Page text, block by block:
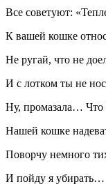
Все советуют:
К вашей кошке
Не ругай, что не
И с лотком ты не
Ну, промазала… Что
Нашей кошке
Поворчу немного
И пойду я убирать…